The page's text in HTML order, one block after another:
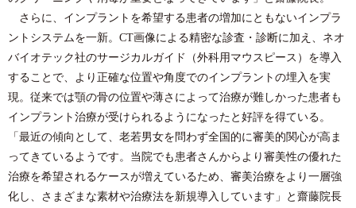
さらに、インプラントを希望する患者の増加にともないインプラ
ントシステムを一新。CT画像による精密な診査・診断に加え、ネオ
バイオテック社のサージカルガイド（外科用マウスピース）を導入
することで、より正確な位置や角度でのインプラントの埋入を実
現。従来では顎の骨の位置や薄さによって治療が難しかった患者も
インプラント治療が受けられるようになったと好評を得ている。
「最近の傾向として、老若男女を問わず全国的に審美的関心が高ま
ってきているようです。当院でも患者さんからより審美性の優れた
治療を希望されるケースが増えているため、審美治療をより一層強
化し、さまざまな素材や治療法を新規導入しています」と齋藤院長